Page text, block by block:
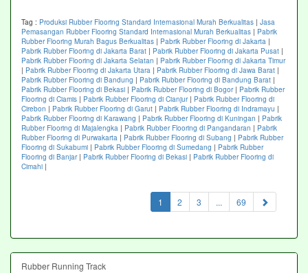
Tag : Produksi Rubber Flooring Standard Internasional Murah Berkualitas | Jasa
Pemasangan Rubber Flooring Standard Internasional Murah Berkualitas | Pabrik
Rubber Flooring Murah Bagus Berkualitas | Pabrik Rubber Flooring di Jakarta |
Pabrik Rubber Flooring di Jakarta Barat | Pabrik Rubber Flooring di Jakarta Pusat |
Pabrik Rubber Flooring di Jakarta Selatan | Pabrik Rubber Flooring di Jakarta Timur
| Pabrik Rubber Flooring di Jakarta Utara | Pabrik Rubber Flooring di Jawa Barat |
Pabrik Rubber Flooring di Bandung | Pabrik Rubber Flooring di Bandung Barat |
Pabrik Rubber Flooring di Bekasi | Pabrik Rubber Flooring di Bogor| Pabrik Rubber
Flooring di Ciamis | Pabrik Rubber Flooring di Cianjur| Pabrik Rubber Flooring di
Cirebon | Pabrik Rubber Flooring di Garut | Pabrik Rubber Flooring di Indramayu |
Pabrik Rubber Flooring di Karawang | Pabrik Rubber Flooring di Kuningan | Pabrik
Rubber Flooring di Majalengka | Pabrik Rubber Flooring di Pangandaran | Pabrik
Rubber Flooring di Purwakarta | Pabrik Rubber Flooring di Subang | Pabrik Rubber
Flooring di Sukabumi | Pabrik Rubber Flooring di Sumedang | Pabrik Rubber
Flooring di Banjar| Pabrik Rubber Flooring di Bekasi | Pabrik Rubber Flooring di
Cimahi |
1 (current)
2 3 ... 69
Rubber Running Track